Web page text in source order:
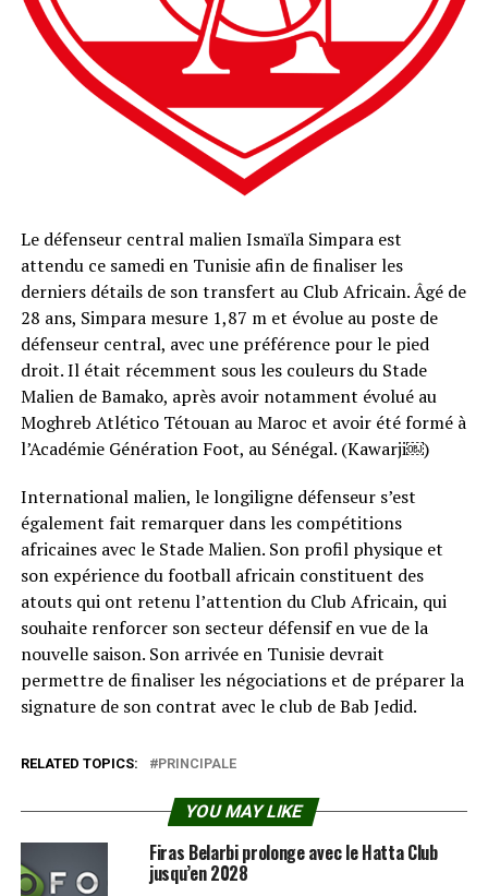
Le défenseur central malien Ismaïla Simpara est
attendu ce samedi en Tunisie afin de finaliser les
derniers détails de son transfert au Club Africain. Âgé de
28 ans, Simpara mesure 1,87 m et évolue au poste de
défenseur central, avec une préférence pour le pied
droit. Il était récemment sous les couleurs du Stade
Malien de Bamako, après avoir notamment évolué au
Moghreb Atlético Tétouan au Maroc et avoir été formé à
l’Académie Génération Foot, au Sénégal. (Kawarji⁠￼)
International malien, le longiligne défenseur s’est
également fait remarquer dans les compétitions
africaines avec le Stade Malien. Son profil physique et
son expérience du football africain constituent des
atouts qui ont retenu l’attention du Club Africain, qui
souhaite renforcer son secteur défensif en vue de la
nouvelle saison. Son arrivée en Tunisie devrait
permettre de finaliser les négociations et de préparer la
signature de son contrat avec le club de Bab Jedid.
RELATED TOPICS: PRINCIPALE
YOU MAY LIKE
Firas Belarbi prolonge avec le Hatta Club
jusqu’en 2028